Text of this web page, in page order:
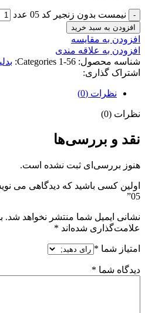
نیمست بدون زنجیر کد 05 عدد
افزودن به سبد خرید
افزودن به مقایسه
افزودن به علاقه مندی
شناسه محصول: 56-1
Categories:
اشتراک گذاری:
نظرات (0)
نظرات (0)
نقد و بررسی‌ها
هنوز بررسی‌ای ثبت نشده است.
اولین کسی باشید که دیدگاهی می
05”
نشانی ایمیل شما منتشر نخواهد شد.
علامت‌گذاری شده‌اند *
امتیاز شما *
دیدگاه شما *